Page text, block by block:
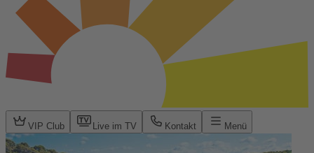
VIP Club Live im TV Kontakt Menü